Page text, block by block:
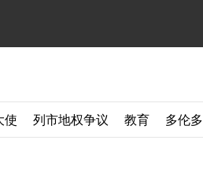
使 列市地权争议 教育 多伦多